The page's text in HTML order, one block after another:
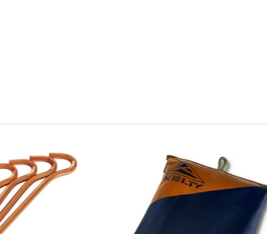
Просочення для наметів
Storm Tent & Gear
Proofer (Spray On) 225ml
Storm